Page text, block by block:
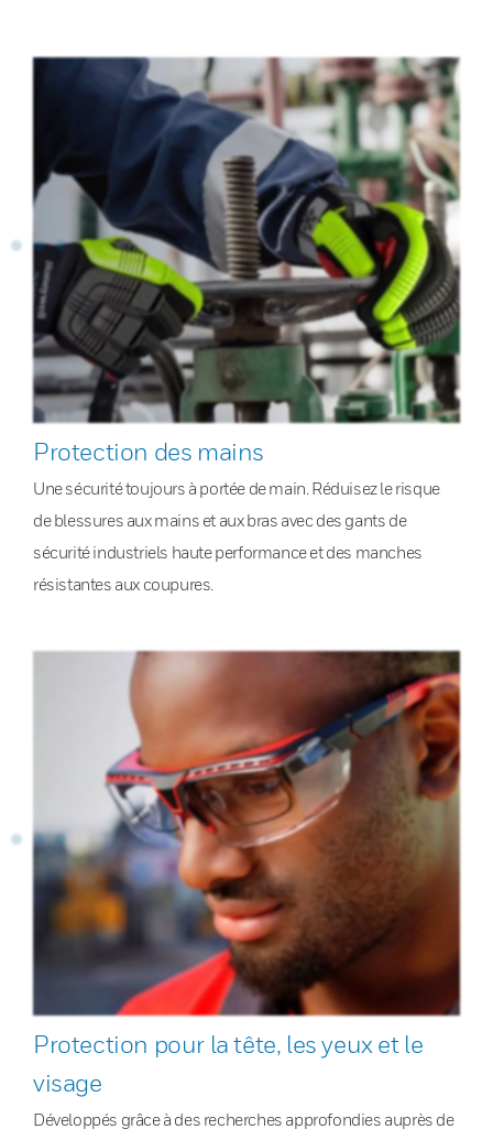
Protection des mains
Une sécurité toujours à portée de main. Réduisez le risque
de blessures aux mains et aux bras avec des gants de
sécurité industriels haute performance et des manches
résistantes aux coupures.
Protection pour la tête, les yeux et le
visage
Développés grâce à des recherches approfondies auprès de